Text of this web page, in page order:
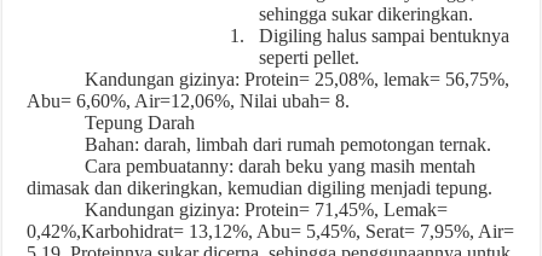
sehingga sukar dikeringkan.
1.
Digiling halus sampai bentuknya
seperti pellet.
Kandungan gizinya: Protein= 25,08%, lemak= 56,75%,
Abu= 6,60%, Air=12,06%, Nilai ubah= 8.
Tepung Darah
Bahan: darah, limbah dari rumah pemotongan ternak.
Cara pembuatanny: darah beku yang masih mentah
dimasak dan dikeringkan, kemudian digiling menjadi tepung.
Kandungan gizinya: Protein= 71,45%, Lemak=
0,42%,Karbohidrat= 13,12%, Abu= 5,45%, Serat= 7,95%, Air=